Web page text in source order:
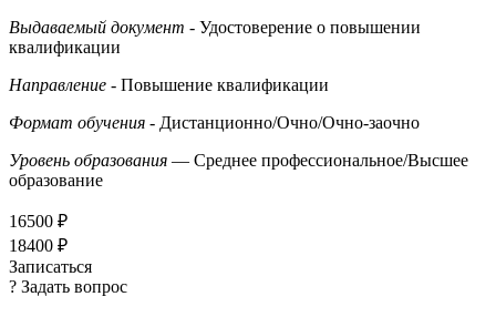
Выдаваемый документ - Удостоверение о повышении
квалификации
Направление - Повышение квалификации
Формат обучения - Дистанционно/Очно/Очно-заочно
Уровень образования — Среднее профессиональное/Высшее
образование
16500 ₽
18400 ₽
Записаться
? Задать вопрос